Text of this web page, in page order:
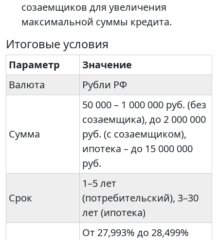
созаемщиков для увеличения
максимальной суммы кредита.
Итоговые условия
Параметр
Значение
Валюта
Рубли РФ
Сумма
50 000 – 1 000 000 руб. (без
созаемщика), до 2 000 000
руб. (с созаемщиком),
ипотека – до 15 000 000
руб.
Срок
1–5 лет
(потребительский), 3–30
лет (ипотека)
От 27,993% до 28,499%